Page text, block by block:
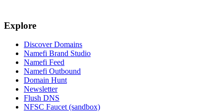
Explore
Discover Domains
Namefi Brand Studio
Namefi Feed
Namefi Outbound
Domain Hunt
Newsletter
Flush DNS
NFSC Faucet (sandbox)